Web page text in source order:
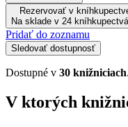
Rezervovať v
Na sklade v 24
Pridať do zoznamu
Sledovať dostupnosť
Dostupné v 30 knižniciach.
V ktorých